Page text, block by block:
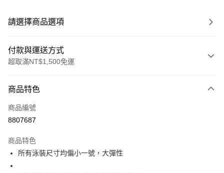
請選擇商品選項
付款與運送方式
超取滿NT$1,500免運
信用卡一次付款
信用卡分期付款
合作金庫商業銀行
華南商業銀行
彰化商業銀行
超商取貨付款
LINE Pay
商品特色
商品編號
8807687
商品特色
所有泳裝尺寸均偏小一號，大彈性